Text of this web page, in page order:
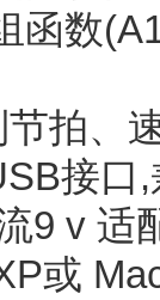
数
拍、
接口,
9 v 适
或